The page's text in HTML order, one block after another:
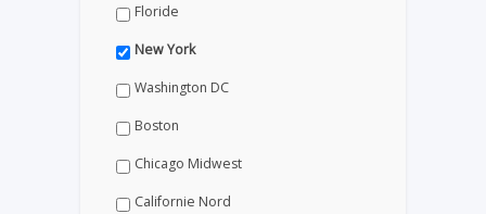
Floride
New York
Washington DC
Boston
Chicago Midwest
Californie Nord